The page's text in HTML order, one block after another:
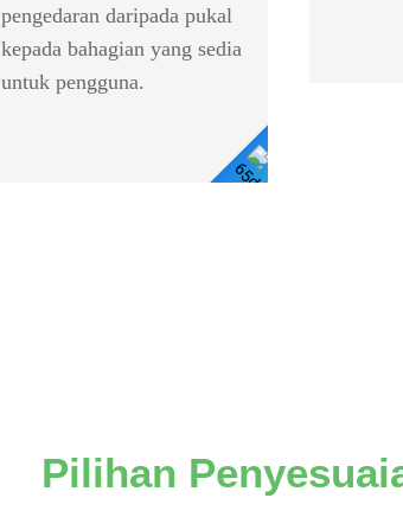
pengedaran daripada pukal
kepada bahagian yang sedia
untuk pengguna.
Pilihan